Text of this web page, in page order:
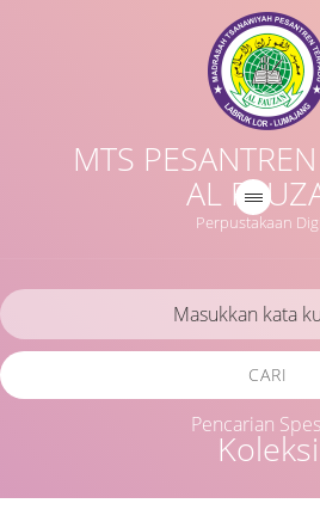
MTS
AL
Perpustakaan
Koleksi
CARI
Pencarian